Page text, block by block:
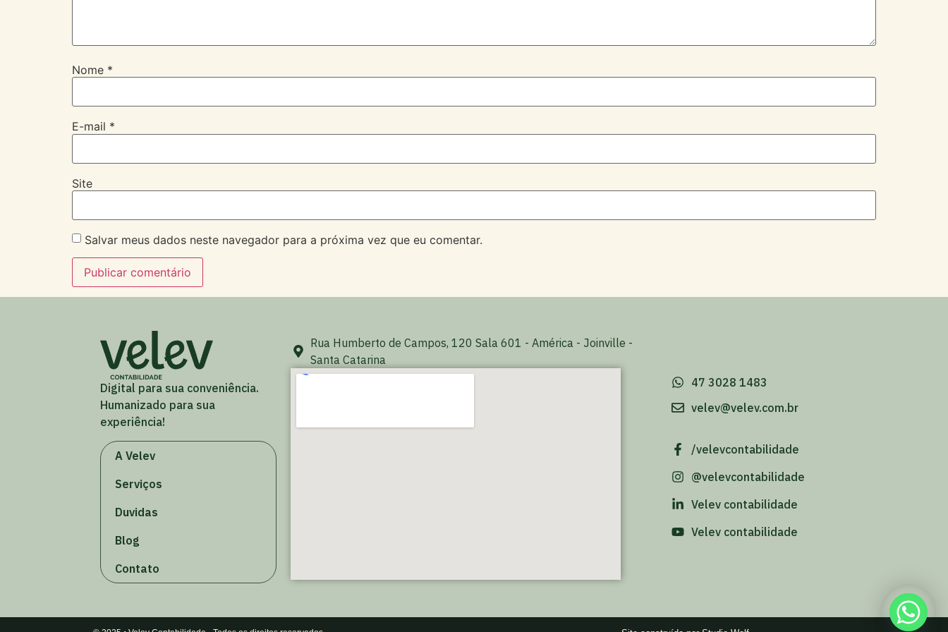
Nome *
E-mail *
Site
Salvar meus dados neste navegador para a próxima vez que eu comentar.
Digital para sua conveniência.
Humanizado para sua
experiência!
A Velev
Serviços
Duvidas
Blog
Contato
Rua Humberto de Campos, 120 Sala 601 - América - Joinville -
Santa Catarina
/velevcontabilidade
@velevcontabilidade
Velev contabilidade
Velev contabilidade
47 3028 1483
velev@velev.com.br